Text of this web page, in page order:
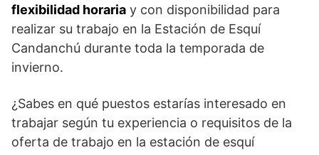
flexibilidad horaria y con disponibilidad para
realizar su trabajo en la Estación de Esquí
Candanchú durante toda la temporada de
invierno.
¿Sabes en qué puestos estarías interesado en
trabajar según tu experiencia o requisitos de la
oferta de trabajo en la estación de esquí